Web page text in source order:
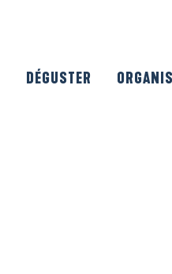
DÉGUSTER